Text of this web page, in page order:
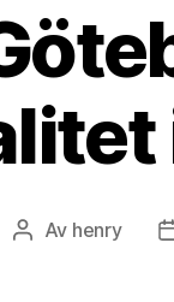
Inläggsförfattare
Av henry